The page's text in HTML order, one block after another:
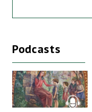
Podcasts